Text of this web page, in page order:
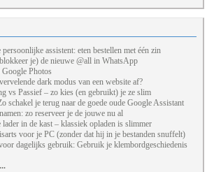
assistent: eten bestellen met één zin
je) de nieuwe @all in WhatsApp
Photos
dark modus van een website af?
vs Passief – zo kies (en gebruikt) je ze slim
schakel je terug naar de goede oude Google Assistant
zo reserveer je de jouwe nu al
lader in de kast – klassiek opladen is slimmer
voor je PC (zonder dat hij in je bestanden snuffelt)
dagelijks gebruik: Gebruik je klembordgeschiedenis